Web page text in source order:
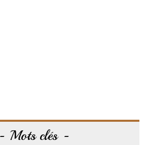
Mots clés